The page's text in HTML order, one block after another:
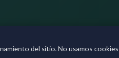
del sitio. No usamos cookies